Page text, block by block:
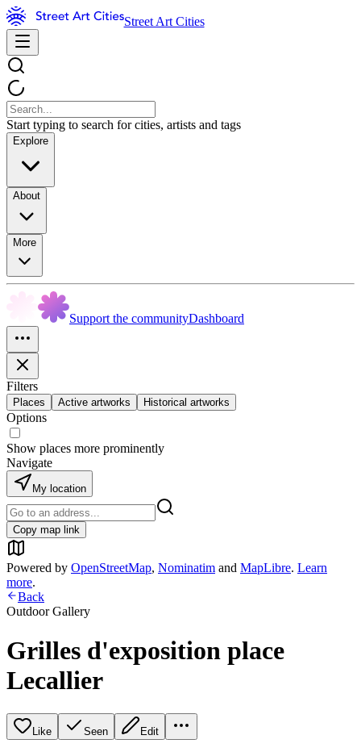
Street Art Cities
Start typing to search for cities, artists and tags
Explore
About
More
Support the communityDashboard
Filters
Places Active artworks Historical artworks
Options
Show places more prominently
Navigate
My location
Copy map link
Powered by OpenStreetMap, Nominatim and MapLibre. Learn
more.
Back
Outdoor Gallery
Grilles d'exposition place
Lecallier
Like Seen Edit